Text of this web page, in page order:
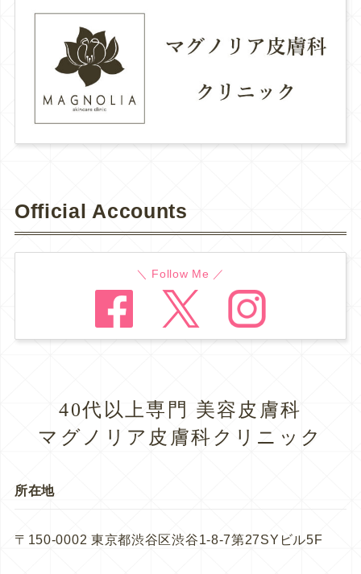
Official Accounts
＼ Follow Me ／
40代以上専門 美容皮膚科
マグノリア皮膚科クリニック
所在地
〒150-0002 東京都渋谷区渋谷1-8-7第27SYビル5F